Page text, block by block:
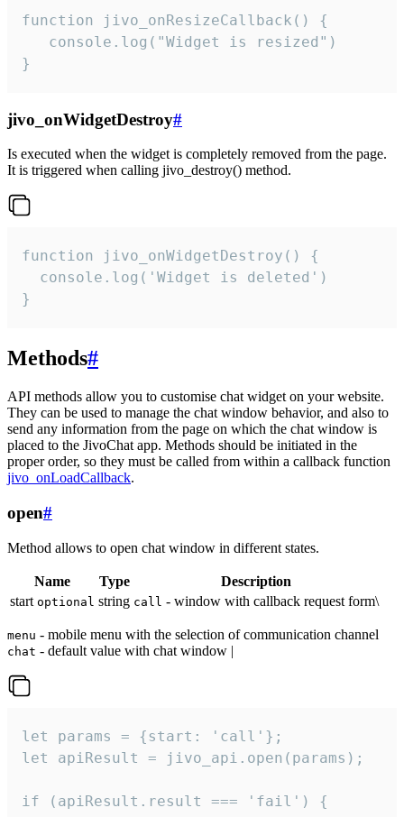
function jivo_onResizeCallback() {
   console.log("Widget is resized")
}
jivo_onWidgetDestroy#
Is executed when the widget is completely removed from the page.
It is triggered when calling jivo_destroy() method.
function jivo_onWidgetDestroy() {
  console.log('Widget is deleted')
}
Methods#
API methods allow you to customise chat widget on your website.
They can be used to manage the chat window behavior, and also to
send any information from the page on which the chat window is
placed to the JivoChat app. Methods should be initiated in the
proper order, so they must be called from within a callback function
jivo_onLoadCallback.
open#
Method allows to open chat window in different states.
Name Type
Description
start optional string call - window with callback request form\
menu - mobile menu with the selection of communication channel
chat - default value with chat window |
let params = {start: 'call'};
let apiResult = jivo_api.open(params);
if (apiResult.result === 'fail') {